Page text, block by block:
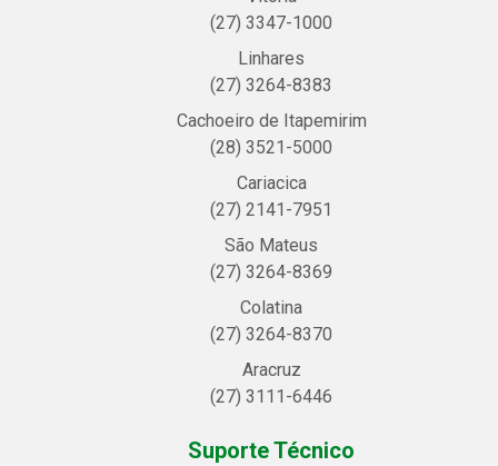
(27) 3347-1000
Linhares
(27) 3264-8383
Cachoeiro de Itapemirim
(28) 3521-5000
Cariacica
(27) 2141-7951
São Mateus
(27) 3264-8369
Colatina
(27) 3264-8370
Aracruz
(27) 3111-6446
Suporte Técnico